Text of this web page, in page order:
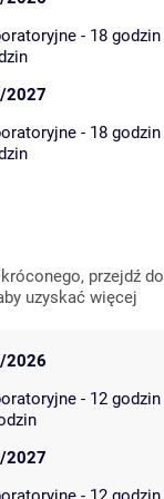
- 18 godzin
2027
- 18 godzin
przejdź do
uzyskać więcej
2026
- 12 godzin
2027